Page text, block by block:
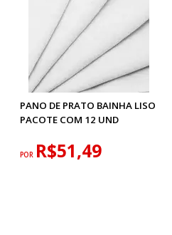
PANO DE PRATO BAINHA LISO
PACOTE COM 12 UND
POR R$51,49